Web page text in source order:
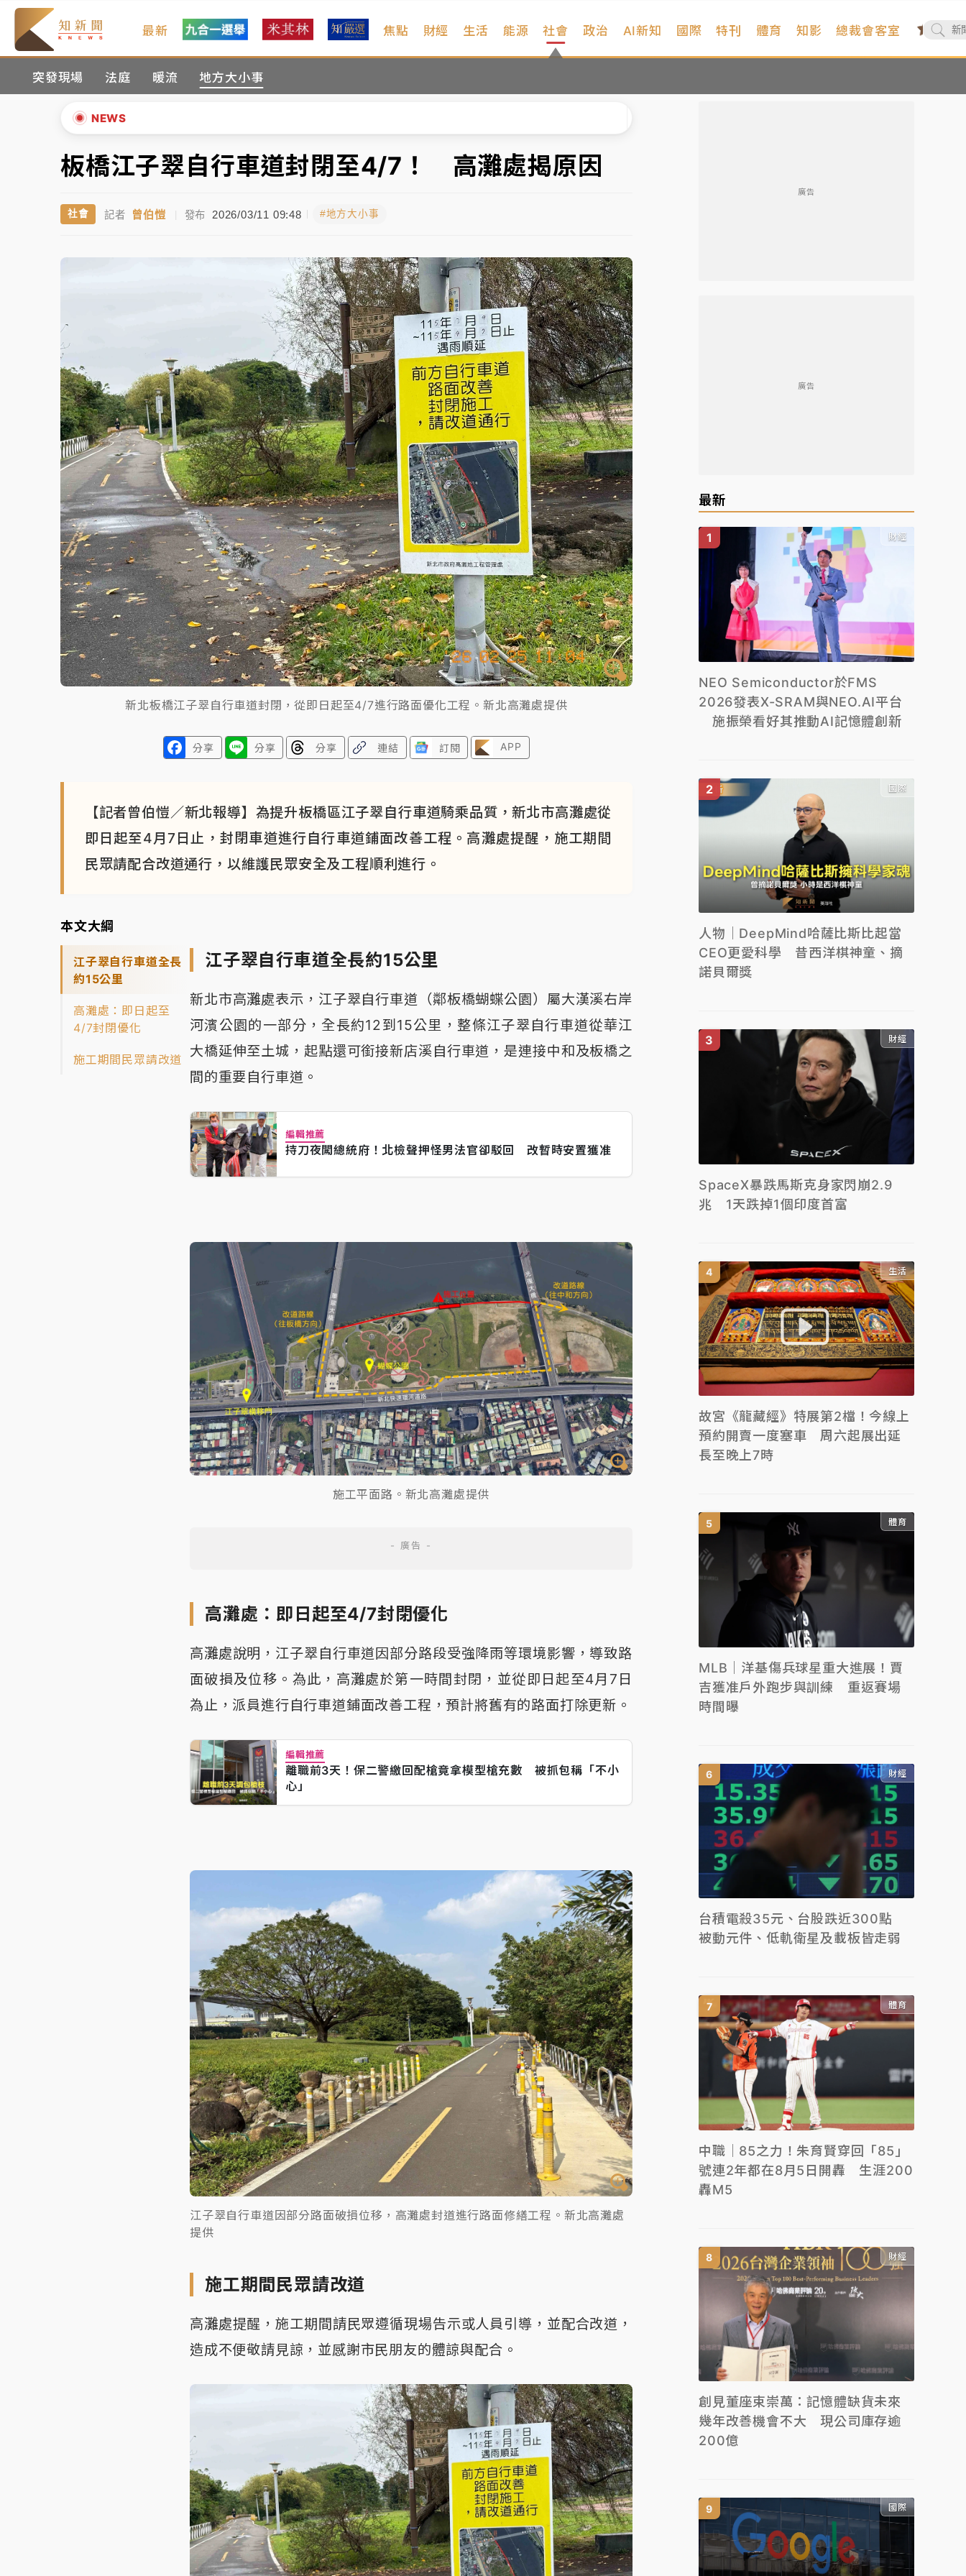
最新 焦點 財經 生活 能源 社會
突發現場 法庭 暖流 地方大小事
政治 AI新知 國際 特刊 體育 知影 總裁會客室
NEWS
中信慈善基金會想增加董事人數！辜仲諒向法院聲請遭駁 理由曝光
故宮《龍藏經》特展第2檔！今線上預約開賣一度塞車 周六起展出延長至晚上7時
台東農業處長涉圖利渡假村！東檢抗告成功 今重開羈押庭
台積電殺35元、台股跌近300點 被動元件、低軌衛星及載板皆走弱
故宮《龍藏經》特展第2檔！今線上預約開賣一度塞車 周六起展出延長至晚上7時
台東農業處長涉圖利渡假村！東檢抗告成功 今重開羈押庭
父親節泡湯了！中颱白海豚雨彈轟3天 「紅到發紫」降雨熱區曝
▲
板橋江子翠自行車道封閉至4/7！ 高灘處揭原因
社會 記者 曾伯愷 | 發布 2026/03/11 09:48 #地方大小事
新北板橋江子翠自行車道封閉，從即日起至4/7進行路面優化工程。新北高灘處提供
分享 分享 分享 連結 訂閱 APP
【記者曾伯愷／新北報導】為提升板橋區江子翠自行車道騎乘品質，新北市高灘處從
即日起至4月7日止，封閉車道進行自行車道鋪面改善工程。高灘處提醒，施工期間
民眾請配合改道通行，以維護民眾安全及工程順利進行。
本文大綱
江子翠自行車道全長
約15公里
高灘處：即日起至
4/7封閉優化
施工期間民眾請改道
江子翠自行車道全長約15公里
新北市高灘處表示，江子翠自行車道（鄰板橋蝴蝶公園）屬大漢溪右岸
河濱公園的一部分，全長約12到15公里，整條江子翠自行車道從華江
大橋延伸至土城，起點還可銜接新店溪自行車道，是連接中和及板橋之
間的重要自行車道。
編輯推薦
持刀夜闖總統府！北檢聲押怪男法官卻駁回 改暫時安置獲准
施工平面路。新北高灘處提供
高灘處：即日起至4/7封閉優化
高灘處說明，江子翠自行車道因部分路段受強降雨等環境影響，導致路
面破損及位移。為此，高灘處於第一時間封閉，並從即日起至4月7日
為止，派員進行自行車道鋪面改善工程，預計將舊有的路面打除更新。
編輯推薦
離職前3天！保二警繳回配槍竟拿模型槍充數 被抓包稱「不小
心」
江子翠自行車道因部分路面破損位移，高灘處封道進行路面修繕工程。新北高灘處
提供
施工期間民眾請改道
高灘處提醒，施工期間請民眾遵循現場告示或人員引導，並配合改道，
造成不便敬請見諒，並感謝市民朋友的體諒與配合。
廣告
廣告
最新
財經
NEO Semiconductor於FMS
2026發表X-SRAM與NEO.AI平台
施振榮看好其推動AI記憶體創新
國際
人物｜DeepMind哈薩比斯比起當
CEO更愛科學 昔西洋棋神童、摘
諾貝爾獎
財經
SpaceX暴跌馬斯克身家閃崩2.9
兆 1天跌掉1個印度首富
生活
故宮《龍藏經》特展第2檔！今線上
預約開賣一度塞車 周六起展出延
長至晚上7時
體育
MLB｜洋基傷兵球星重大進展！賈
吉獲准戶外跑步與訓練 重返賽場
時間曝
財經
台積電殺35元、台股跌近300點
被動元件、低軌衛星及載板皆走弱
體育
中職｜85之力！朱育賢穿回「85」
號連2年都在8月5日開轟 生涯200
轟M5
財經
創見董座束崇萬：記憶體缺貨未來
幾年改善機會不大 現公司庫存逾
200億
國際